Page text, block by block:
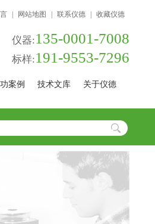
网站地图 联系仪德 收藏仪德
仪器:135-0001-7008
标样:191-9553-7296
案例 技术文库 关于仪德